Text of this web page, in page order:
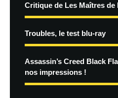
Critique de Les Maîtres de
Troubles, le test blu-ray
Assassin’s Creed Black
nos impressions !